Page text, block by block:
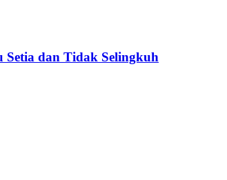
Setia dan Tidak Selingkuh